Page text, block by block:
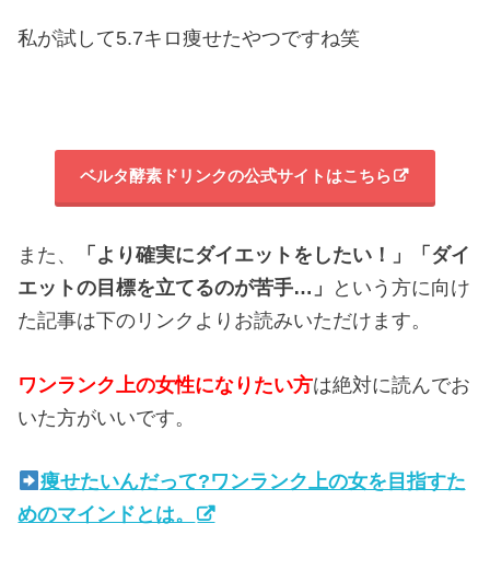
私が試して5.7キロ痩せたやつですね笑
ベルタ酵素ドリンクの公式サイトはこちら
また、
「より確実にダイエットをしたい！」「ダイ
エットの目標を立てるのが苦手…」
という方に向け
た記事は下のリンクよりお読みいただけます。
ワンランク上の女性になりたい方は絶対に読んでお
いた方がいいです。
痩せたいんだって?ワンランク上の女を目指すた
めのマインドとは。